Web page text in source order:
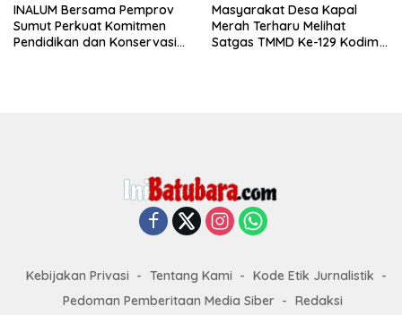
INALUM Bersama Pemprov
Sumut Perkuat Komitmen
Pendidikan dan Konservasi
Masyarakat Desa Kapal
Merah Terharu Melihat
Satgas TMMD Ke-129 Kodim
Kebijakan Privasi Tentang Kami
Kode Etik Jurnalistik
Pedoman Pemberitaan Media Siber
Redaksi